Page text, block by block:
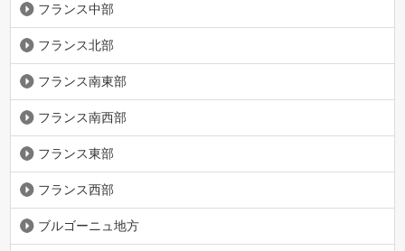
フランス中部
フランス北部
フランス南東部
フランス南西部
フランス東部
フランス西部
ブルゴーニュ地方